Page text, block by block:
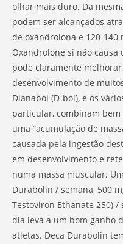
olhar mais duro. Da
podem ser alcançados
de oxandrolona e 120-
Oxandrolone si não
pode claramente
desenvolvimento de
Dianabol (D-bol), e os
particular, combinam
uma “acumulação de
causada pela ingestão
em desenvolvimento e
numa massa muscular.
Durabolin / semana, 500
Testoviron Ethanate 250)
dia leva a um bom ganho
atletas. Deca Durabolin